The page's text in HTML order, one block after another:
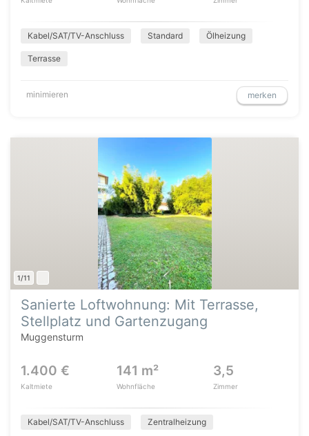
Kabel/SAT/TV-Anschluss Standard Ölheizung
Terrasse
minimieren merken
1/11
Sanierte Loftwohnung: Mit Terrasse,
Stellplatz und Gartenzugang
Muggensturm
1.400 €
Kaltmiete
141 m²
Wohnfläche
3,5
Zimmer
Kabel/SAT/TV-Anschluss Zentralheizung